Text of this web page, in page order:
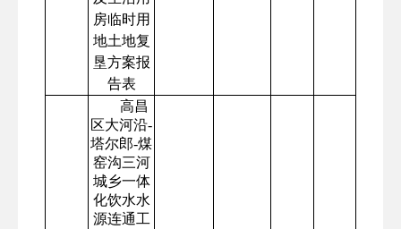
房临时用
地土地复
垦方案报
告表
高昌
区大河沿-
塔尔郎-煤
窑沟三河
城乡一体
化饮水水
源连通工